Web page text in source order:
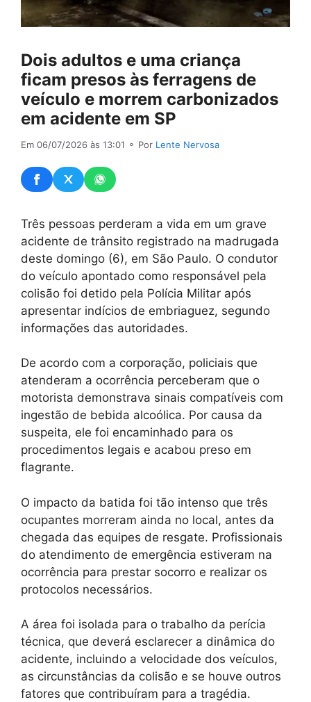
Dois adultos e uma criança
ficam presos às ferragens de
veículo e morrem carbonizados
em acidente em SP
Em 06/07/2026 às 13:01 ⚬ Por Lente Nervosa
Três pessoas perderam a vida em um grave
acidente de trânsito registrado na madrugada
deste domingo (6), em São Paulo. O condutor
do veículo apontado como responsável pela
colisão foi detido pela Polícia Militar após
apresentar indícios de embriaguez, segundo
informações das autoridades.
De acordo com a corporação, policiais que
atenderam a ocorrência perceberam que o
motorista demonstrava sinais compatíveis com
ingestão de bebida alcoólica. Por causa da
suspeita, ele foi encaminhado para os
procedimentos legais e acabou preso em
flagrante.
O impacto da batida foi tão intenso que três
ocupantes morreram ainda no local, antes da
chegada das equipes de resgate. Profissionais
do atendimento de emergência estiveram na
ocorrência para prestar socorro e realizar os
protocolos necessários.
A área foi isolada para o trabalho da perícia
técnica, que deverá esclarecer a dinâmica do
acidente, incluindo a velocidade dos veículos,
as circunstâncias da colisão e se houve outros
fatores que contribuíram para a tragédia.